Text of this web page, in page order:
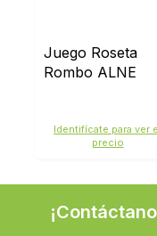
Juego Roseta
Rombo ALNE
Identifícate para ver
precio